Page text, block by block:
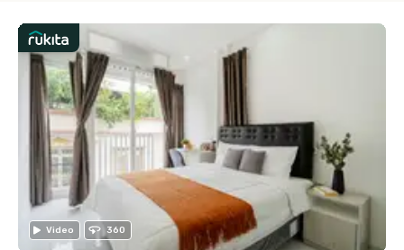
Video 360